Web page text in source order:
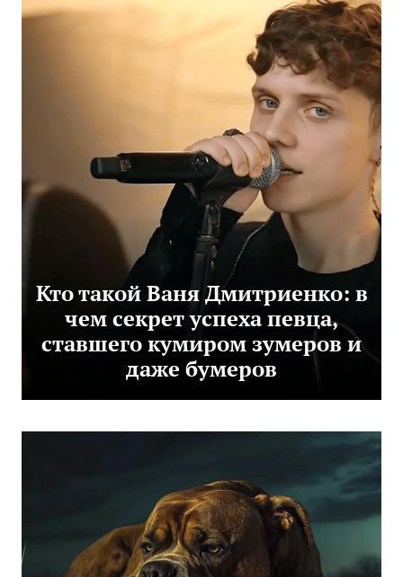
Кто такой Ваня Дмитриенко: в
чем секрет успеха певца,
ставшего кумиром зумеров и
даже бумеров